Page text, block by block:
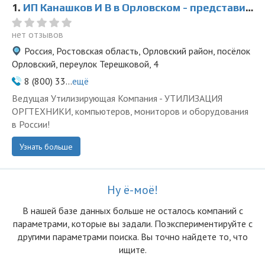
1. ИП Канашков И В в Орловском - представитель ООО Ведущая Утилизирующая Компания
нет отзывов
Россия, Ростовская область, Орловский район, посёлок
Орловский, переулок Терешковой, 4
8 (800) 33...ещё
Ведущая Утилизирующая Компания - УТИЛИЗАЦИЯ
ОРГТЕХНИКИ, компьютеров, мониторов и оборудования
в России!
Узнать больше
Ну ё-моё!
В нашей базе данных больше не осталоcь компаний с
параметрами, которые вы задали. Поэкспериментируйте с
другими параметрами поиска. Вы точно найдете то, что
ищите.